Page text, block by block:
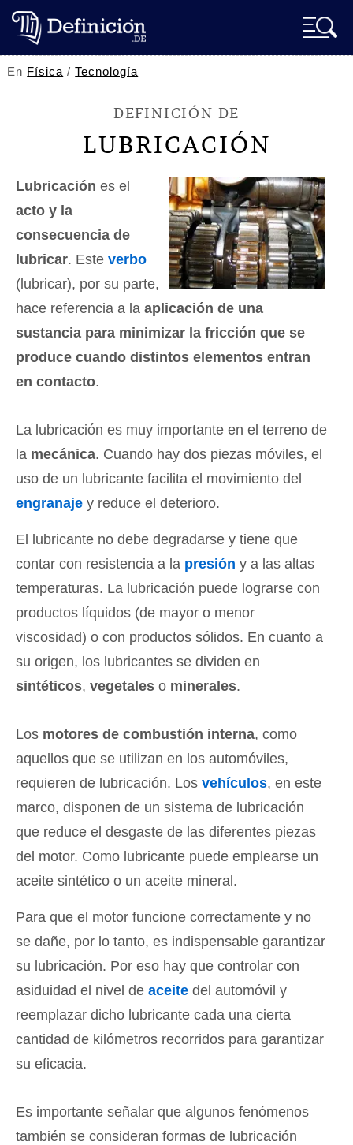
En Física /Tecnología
DEFINICIÓN DE
LUBRICACIÓN
Lubricación es el
acto y la
consecuencia de
lubricar. Este verbo
(lubricar), por su parte,
hace referencia a la aplicación de una
sustancia para minimizar la fricción que se
produce cuando distintos elementos entran
en contacto.
La lubricación es muy importante en el terreno de
la mecánica. Cuando hay dos piezas móviles, el
uso de un lubricante facilita el movimiento del
engranaje y reduce el deterioro.
El lubricante no debe degradarse y tiene que
contar con resistencia a la presión y a las altas
temperaturas. La lubricación puede lograrse con
productos líquidos (de mayor o menor
viscosidad) o con productos sólidos. En cuanto a
su origen, los lubricantes se dividen en
sintéticos, vegetales o minerales.
Los motores de combustión interna, como
aquellos que se utilizan en los automóviles,
requieren de lubricación. Los vehículos, en este
marco, disponen de un sistema de lubricación
que reduce el desgaste de las diferentes piezas
del motor. Como lubricante puede emplearse un
aceite sintético o un aceite mineral.
Para que el motor funcione correctamente y no
se dañe, por lo tanto, es indispensable garantizar
su lubricación. Por eso hay que controlar con
asiduidad el nivel de aceite del automóvil y
reemplazar dicho lubricante cada una cierta
cantidad de kilómetros recorridos para garantizar
su eficacia.
Es importante señalar que algunos fenómenos
también se consideran formas de lubricación